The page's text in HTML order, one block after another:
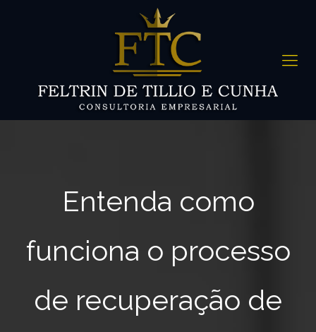
Entenda como
funciona o processo
de recuperação de